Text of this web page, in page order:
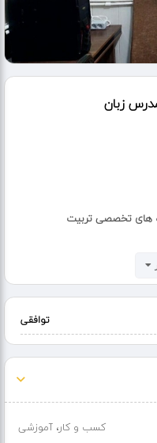
های تخصصی تربیت
ترکی استانبولی و سایر زبان
با
اصول و روش تدیس جدیدترین متدهای آموزشی نوشتن Lesson Plan
توافقی
کسب و کار،آموزشی